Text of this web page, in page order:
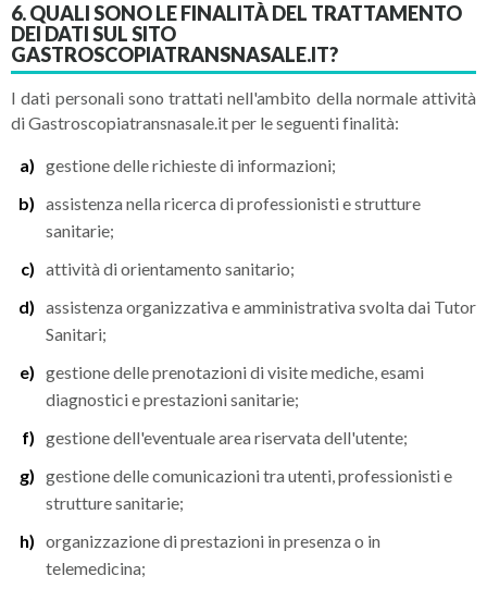
6. QUALI SONO LE FINALITÀ DEL TRATTAMENTO
DEI DATI SUL SITO
GASTROSCOPIATRANSNASALE.IT?
I dati personali sono trattati nell'ambito della normale attività
di Gastroscopiatransnasale.it per le seguenti finalità:
gestione delle richieste di informazioni;
assistenza nella ricerca di professionisti e strutture
sanitarie;
attività di orientamento sanitario;
assistenza organizzativa e amministrativa svolta dai Tutor
Sanitari;
gestione delle prenotazioni di visite mediche, esami
diagnostici e prestazioni sanitarie;
gestione dell'eventuale area riservata dell'utente;
gestione delle comunicazioni tra utenti, professionisti e
strutture sanitarie;
organizzazione di prestazioni in presenza o in
telemedicina;